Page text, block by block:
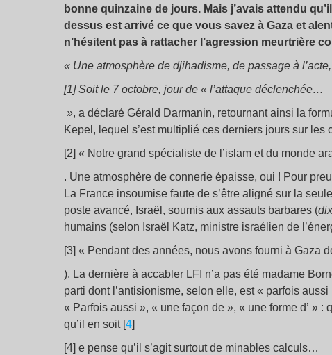
bonne quinzaine de jours. Mais j’avais attendu
dessus est arrivé ce que vous savez à Gaza et
n’hésitent pas à rattacher l’agression meurtrière
« Une atmosphère de djihadisme, de passage à
[1] Soit le 7 octobre, jour de « l’attaque déclenchée…
», a déclaré Gérald Darmanin, retournant ainsi la
Kepel, lequel s’est multiplié ces derniers jours sur les
[2] « Notre grand spécialiste de l’islam et du monde
. Une atmosphère de connerie épaisse, oui ! Pour
La France insoumise faute de s’être aligné sur la
poste avancé, Israël, soumis aux assauts barbares (
humains (selon Israël Katz, ministre israélien de
[3] « Pendant des années, nous avons fourni à Gaza
). La dernière à accabler LFI n’a pas été madame
parti dont l’antisionisme, selon elle, est « parfois
« Parfois aussi », « une façon de », « une forme d’ »
qu’il en soit [4]
[4] e pense qu’il s’agit surtout de minables calculs…